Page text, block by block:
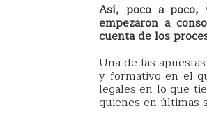
Así, poco a poco,
empezaron a
cuenta de los
Una de las
y formativo en el
legales en lo que
quienes en últimas